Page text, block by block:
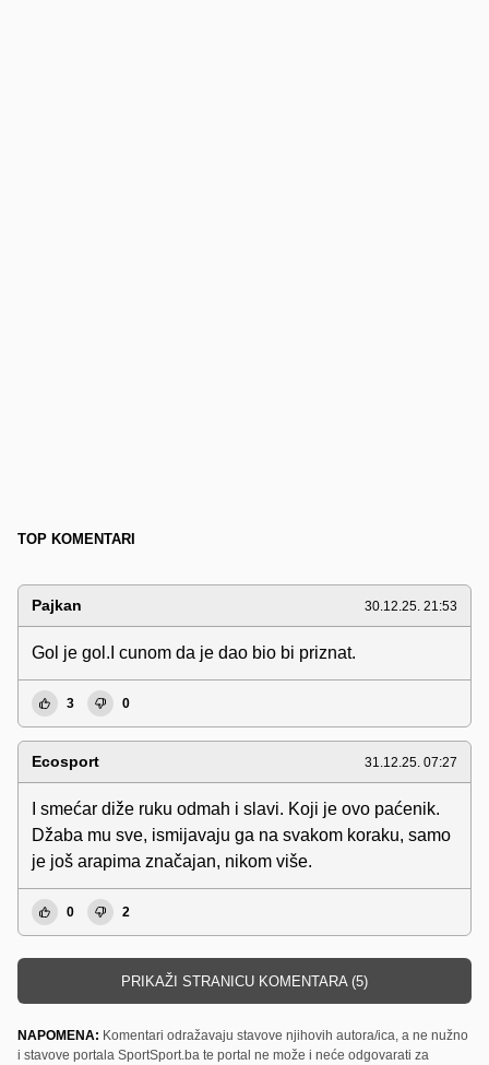
TOP KOMENTARI
Pajkan 30.12.25. 21:53
Gol je gol.I cunom da je dao bio bi priznat.
3 0
Ecosport 31.12.25. 07:27
I smećar diže ruku odmah i slavi. Koji je ovo paćenik.
Džaba mu sve, ismijavaju ga na svakom koraku, samo
je još arapima značajan, nikom više.
0 2
PRIKAŽI STRANICU KOMENTARA (5)
NAPOMENA: Komentari odražavaju stavove njihovih autora/ica, a ne nužno
i stavove portala SportSport.ba te portal ne može i neće odgovarati za